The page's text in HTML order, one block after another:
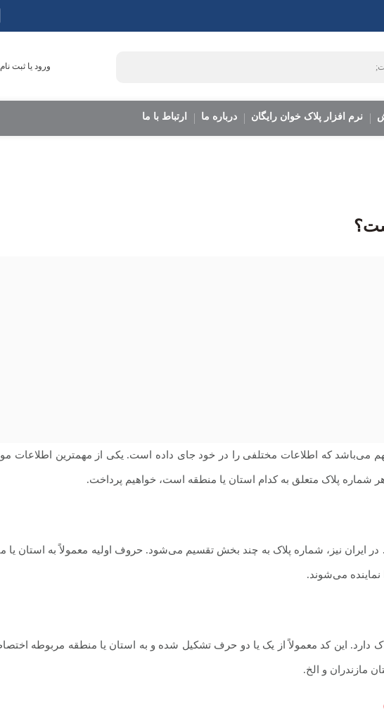
ورود یا ثبت نام
نرم افزار پلاک خوان رایگان درباره ما ارتباط با ما
می‌باشد که اطلاعات مختلفی را در خود جای داده است. یکی از مهمترین اطلاعات
شماره پلاک متعلق به کدام استان یا منطقه است، خواهیم پرداخت.
ایران نیز، شماره پلاک به چند بخش تقسیم می‌شود. حروف اولیه معمولاً به استان یا
می‌شوند.
دارد. این کد معمولاً از یک یا دو حرف تشکیل شده و به استان یا منطقه مربوطه
مازندران و الخ.